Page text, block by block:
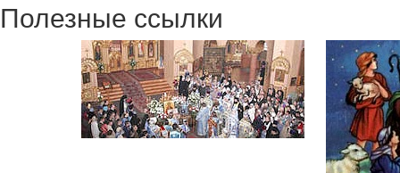
Полезные ссылки